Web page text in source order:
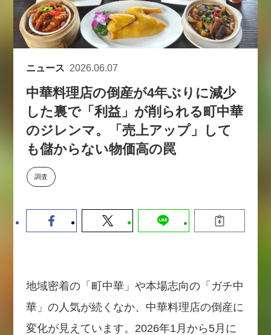
特集
動画
サイトマップ
お問い合わせ
個人情報保護法について
採用情報
セミナー
【8/12開催】「イノベーションを
数値化する」～投資される事業の
学ぶ資金調達・巻き込みのリアル
2026-06-10
セミナー
【9/30開催】AIで何でもできる時
代に、なぜ「DX人財」というキ
ャリアが求められるのか
ニュース 2026.06.07
中華料理店の倒産が4年ぶりに減少
した裏で「利益」が削られる町中華
のジレンマ。「売上アップ」して
も儲からない物価高の罠
調査
地域密着の「町中華」や本場志向の「ガチ中
華」の人気が続くなか、中華料理店の倒産に
変化が見えています。2026年1月から5月に